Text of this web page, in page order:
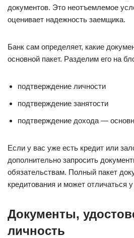
документов. Это неотъемлемое
оценивает надежность заемщика.
Банк сам определяет, какие
основной пакет. Разделим его на
подтверждение личности
подтверждение занятости
подтверждение дохода —
Если у вас уже есть кредит или
дополнительно запросить
обязательствам. Полный пакет
кредитования и может отличаться
Документы,
личность